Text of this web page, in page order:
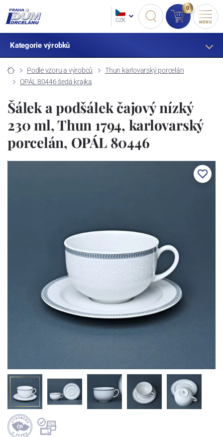
CZK
0
MENU
Kategorie výrobků
Podle vzoru a výrobců
Thun karlovarský porcelán
OPÁL 80446 šedá krajka
Šálek a podšálek čajový nízký
230 ml, Thun 1794, karlovarský
porcelán, OPÁL 80446